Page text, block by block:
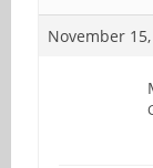
November